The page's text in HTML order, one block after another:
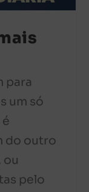
para
um só
do outro
ou
pelo